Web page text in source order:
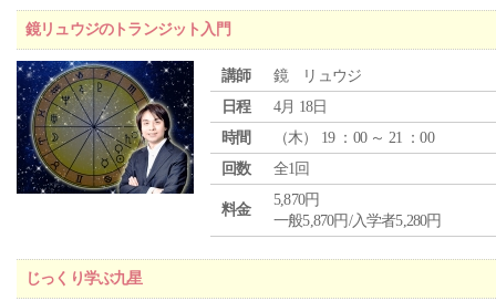
鏡リュウジのトランジット入門
講師
鏡 リュウジ
日程
4月 18日
時間
（木） 19 ：00 ～ 21 ：00
回数
全1回
料金
5,870円
一般5,870円/入学者5,280円
じっくり学ぶ九星